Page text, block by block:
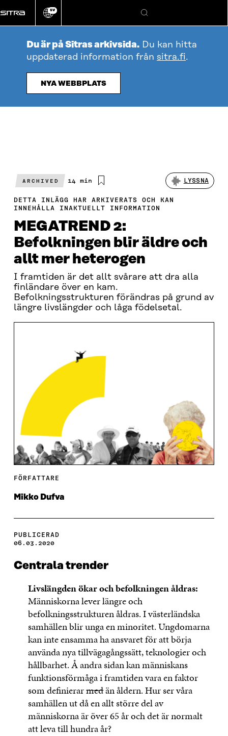
direkt
till
Ändra
språk
SV
Sök
Du är på Sitras arkivsida. Du kan hitta
uppdaterad information från sitra.fi.
NYA WEBBPLATS
ARCHIVED
Beräknad
14 min LYSSNA
DETTA INLÄGG HAR ARKIVERATS OCH KAN
INNEHÅLLA INAKTUELLT INFORMATION
MEGATREND 2:
Befolkningen blir äldre och
allt mer heterogen
I framtiden är det allt svårare att dra alla
finländare över en kam.
Befolkningsstrukturen förändras på grund av
längre livslängder och låga födelsetal.
FÖRFATTARE
Mikko Dufva
PUBLICERAD
06.03.2020
Centrala trender
Livslängden ökar och befolkningen åldras:
Människorna lever längre och
befolkningsstrukturen åldras. I västerländska
samhällen blir unga en minoritet. Ungdomarna
kan inte ensamma ha ansvaret för att börja
använda nya tillvägagångssätt, teknologier och
hållbarhet. Å andra sidan kan människans
funktionsförmåga i framtiden vara en faktor
som definierarmedän åldern. Hur ser våra
samhällen ut då en allt större del av
människorna är över 65 år och det är normalt
att leva till hundra år?